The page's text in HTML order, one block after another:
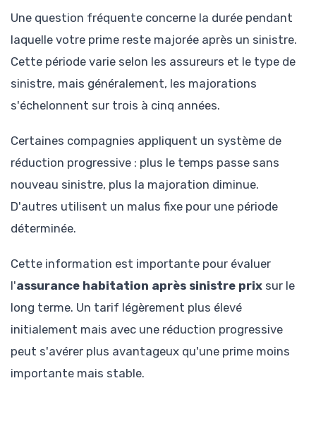
Une question fréquente concerne la durée pendant
laquelle votre prime reste majorée après un sinistre.
Cette période varie selon les assureurs et le type de
sinistre, mais généralement, les majorations
s'échelonnent sur trois à cinq années.
Certaines compagnies appliquent un système de
réduction progressive : plus le temps passe sans
nouveau sinistre, plus la majoration diminue.
D'autres utilisent un malus fixe pour une période
déterminée.
Cette information est importante pour évaluer
l'assurance habitation après sinistre prix sur le
long terme. Un tarif légèrement plus élevé
initialement mais avec une réduction progressive
peut s'avérer plus avantageux qu'une prime moins
importante mais stable.